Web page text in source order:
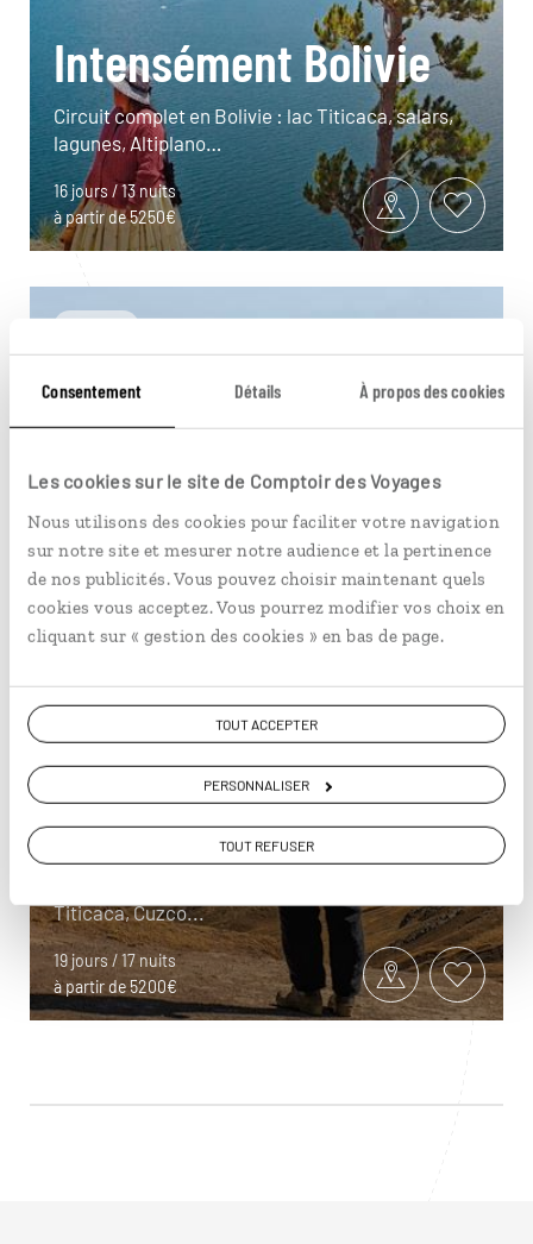
Consentement Détails À propos des cookies
Les cookies sur le site de Comptoir des Voyages
Nous utilisons des cookies pour faciliter votre navigation
sur notre site et mesurer notre audience et la pertinence
de nos publicités. Vous pouvez choisir maintenant quels
cookies vous acceptez. Vous pourrez modifier vos choix en
cliquant sur « gestion des cookies » en bas de page.
TOUT ACCEPTER
PERSONNALISER
TOUT REFUSER
Intensément Bolivie
Circuit complet en Bolivie : lac Titicaca, salars,
lagunes, Altiplano…
16 jours / 13 nuits
à partir de 5250€
Tandem andin
Titicaca, Cuzco...
19 jours / 17 nuits
à partir de 5200€